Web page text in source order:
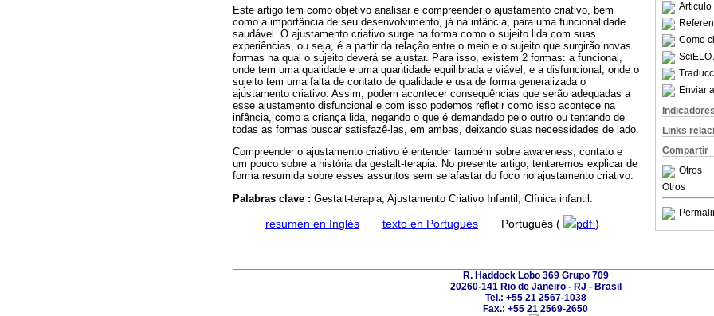
Articulo
Como
SciELO
Enviar
Indicadores
Links
Compartir
Otros
Otros
Este artigo tem como objetivo analisar e compreender o ajustamento criativo, bem
como a importância de seu desenvolvimento, já na infância, para uma funcionalidade
saudável. O ajustamento criativo surge na forma como o sujeito lida com suas
experiências, ou seja, é a partir da relação entre o meio e o sujeito que surgirão novas
formas na qual o sujeito deverá se ajustar. Para isso, existem 2 formas: a funcional,
onde tem uma qualidade e uma quantidade equilibrada e viável, e a disfuncional, onde o
sujeito tem uma falta de contato de qualidade e usa de forma generalizada o
ajustamento criativo. Assim, podem acontecer consequências que serão adequadas a
esse ajustamento disfuncional e com isso podemos refletir como isso acontece na
infância, como a criança lida, negando o que é demandado pelo outro ou tentando de
todas as formas buscar satisfazê-las, em ambas, deixando suas necessidades de lado.
Compreender o ajustamento criativo é entender também sobre awareness, contato e
um pouco sobre a história da gestalt-terapia. No presente artigo, tentaremos explicar de
forma resumida sobre esses assuntos sem se afastar do foco no ajustamento criativo.
Palabras clave : Gestalt-terapia; Ajustamento Criativo Infantil; Clínica infantil.
· resumen en Inglés · texto en Portugués · Portugués ( pdf )
R. Haddock Lobo 369 Grupo 709
20260-141 Rio de Janeiro - RJ - Brasil
Tel.: +55 21 2567-1038
Fax.: +55 21 2569-2650